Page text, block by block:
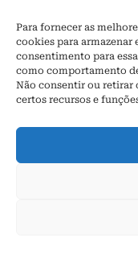
Para fornecer as
cookies para armazenar
consentimento para
como comportamento
Não consentir ou retirar
certos recursos e